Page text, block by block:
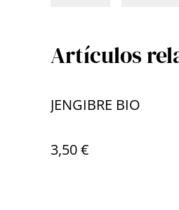
Artículos
JENGIBRE BIO
3,50 €